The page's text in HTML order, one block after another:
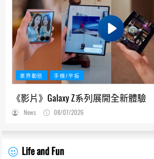
業界動態 手機/平板
《影片》Galaxy Z系列展開全新體驗
News 08/07/2026
Life and Fun